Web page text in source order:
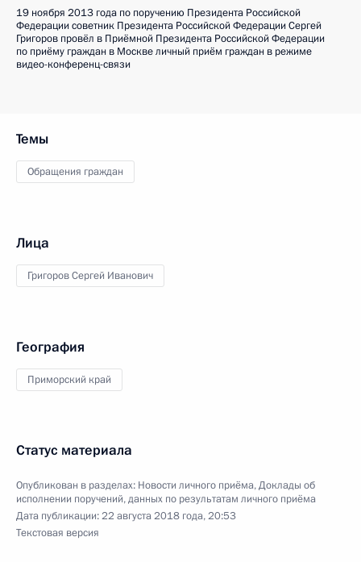
19 ноября 2013 года по поручению Президента Российской
Федерации советник Президента Российской Федерации Сергей
Григоров провёл в Приёмной Президента Российской Федерации
по приёму граждан в Москве личный приём граждан в режиме
видео-конференц-связи
Темы
Обращения граждан
Лица
Григоров Сергей Иванович
География
Приморский край
Статус материала
Опубликован в разделах: Новости личного приёма,Доклады об
исполнении поручений, данных по результатам личного приёма
Дата публикации:22 августа 2018 года, 20:53
Текстовая версия